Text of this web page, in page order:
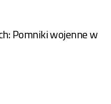
Pomniki wojenne w